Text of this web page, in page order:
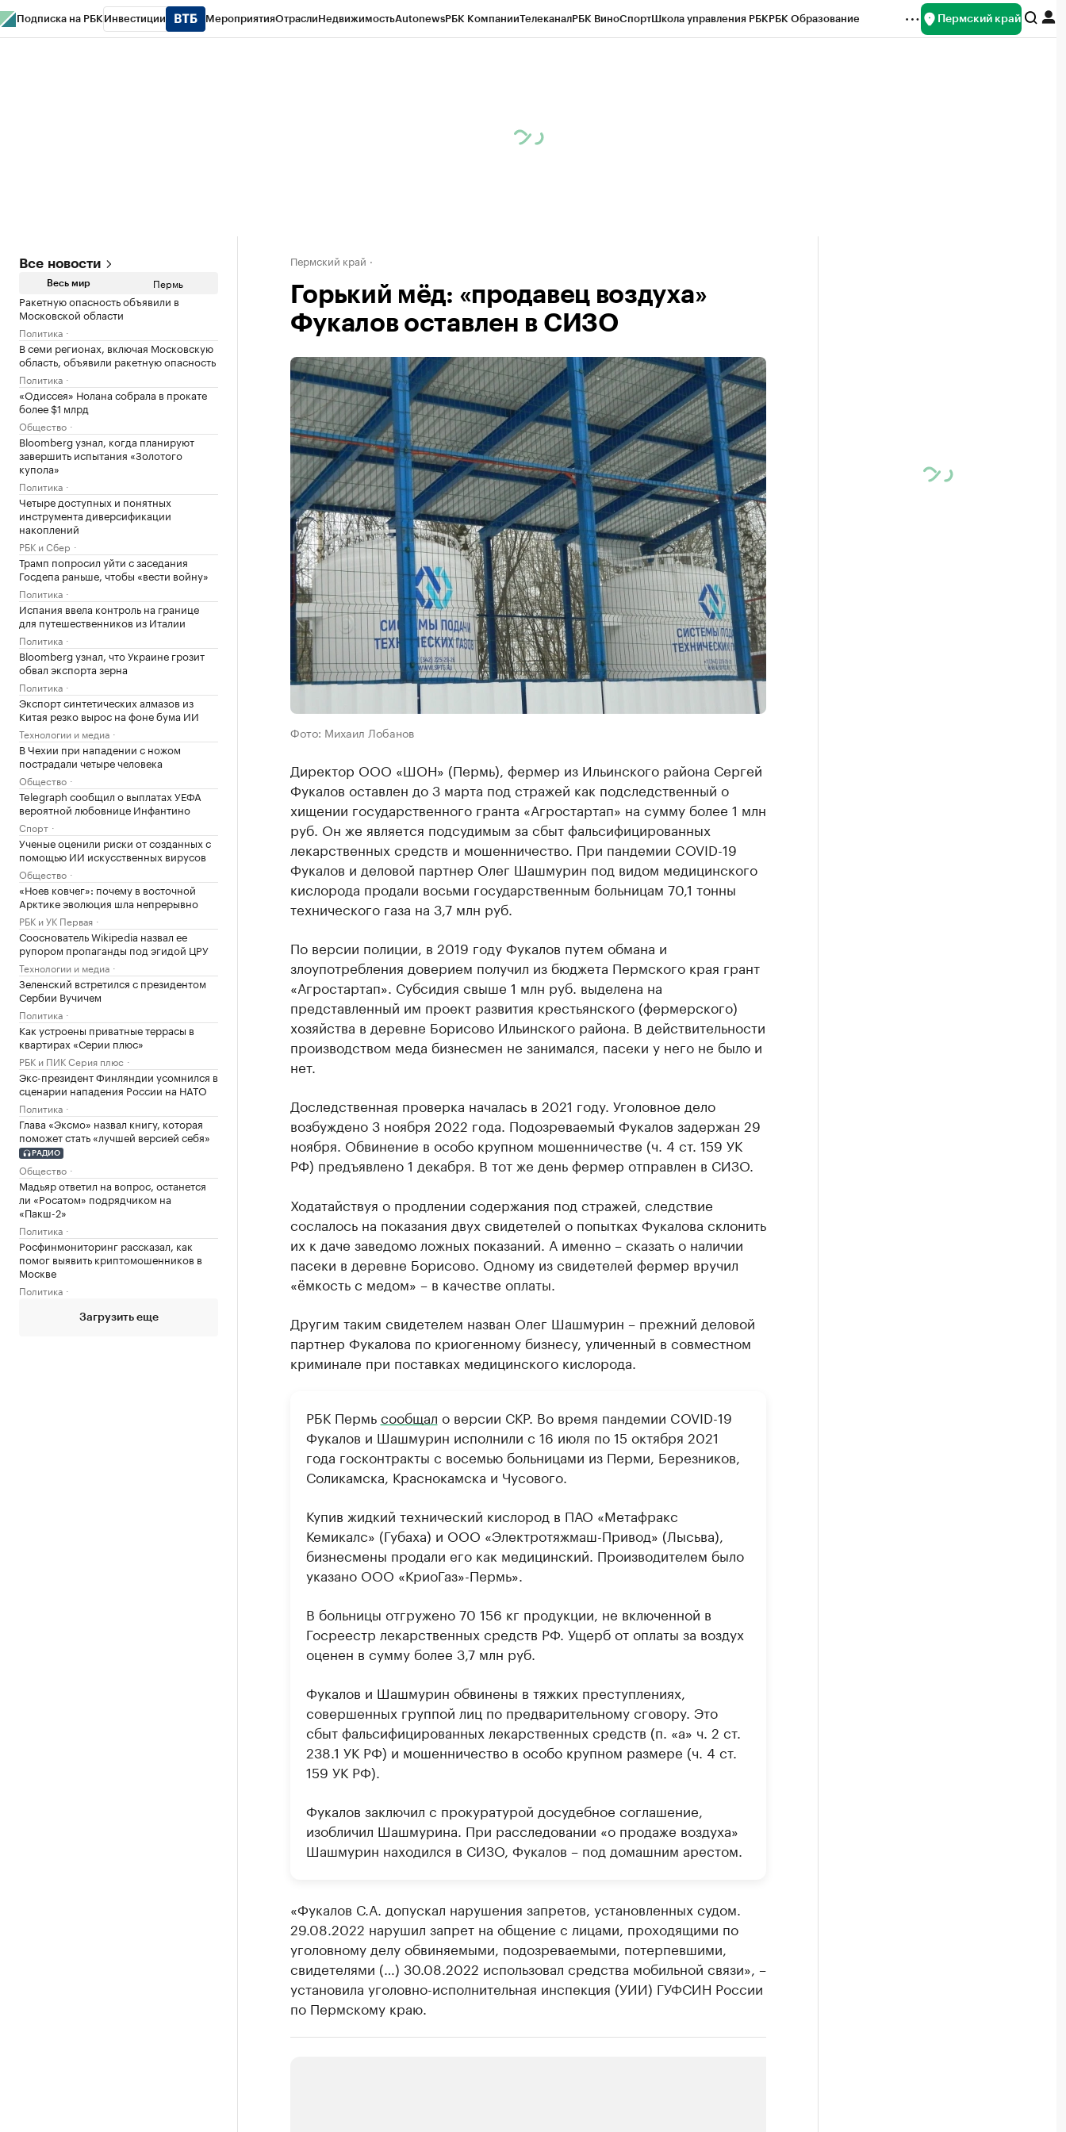
Подписка на РБК Инвестиции МероприятияОтраслиНедвижимостьAutonewsРБК КомпанииТелеканалРБК ВиноСпортШкола управления РБКРБК Образование Пермский край
Все новости
Весь мир Пермь
Ракетную опасность объявили в
Московской области
Политика
В семи регионах, включая Московскую
область, объявили ракетную опасность
Политика
«Одиссея» Нолана собрала в прокате
более $1 млрд
Общество
Bloomberg узнал, когда планируют
завершить испытания «Золотого
купола»
Политика
Четыре доступных и понятных
инструмента диверсификации
накоплений
РБК и Сбер
Трамп попросил уйти с заседания
Госдепа раньше, чтобы «вести войну»
Политика
Испания ввела контроль на границе
для путешественников из Италии
Политика
Bloomberg узнал, что Украине грозит
обвал экспорта зерна
Политика
Экспорт синтетических алмазов из
Китая резко вырос на фоне бума ИИ
Технологии и медиа
В Чехии при нападении с ножом
пострадали четыре человека
Общество
Telegraph сообщил о выплатах УЕФА
вероятной любовнице Инфантино
Спорт
Ученые оценили риски от созданных с
помощью ИИ искусственных вирусов
Общество
«Ноев ковчег»: почему в восточной
Арктике эволюция шла непрерывно
РБК и УК Первая
Сооснователь Wikipedia назвал ее
рупором пропаганды под эгидой ЦРУ
Технологии и медиа
Зеленский встретился с президентом
Сербии Вучичем
Политика
Как устроены приватные террасы в
квартирах «Серии плюс»
РБК и ПИК Серия плюс
Экс-президент Финляндии усомнился в
сценарии нападения России на НАТО
Политика
Глава «Эксмо» назвал книгу, которая
поможет стать «лучшей версией себя»
РАДИО
Общество
Мадьяр ответил на вопрос, останется
ли «Росатом» подрядчиком на
«Пакш-2»
Политика
Росфинмониторинг рассказал, как
помог выявить криптомошенников в
Москве
Политика
Загрузить еще
Пермский край
Горький мёд: «продавец воздуха»
Фукалов оставлен в СИЗО
Фото: Михаил Лобанов
Директор ООО «ШОН» (Пермь), фермер из Ильинского района Сергей
Фукалов оставлен до 3 марта под стражей как подследственный о
хищении государственного гранта «Агростартап» на сумму более 1 млн
руб. Он же является подсудимым за сбыт фальсифицированных
лекарственных средств и мошенничество. При пандемии COVID-19
Фукалов и деловой партнер Олег Шашмурин под видом медицинского
кислорода продали восьми государственным больницам 70,1 тонны
технического газа на 3,7 млн руб.
По версии полиции, в 2019 году Фукалов путем обмана и
злоупотребления доверием получил из бюджета Пермского края грант
«Агростартап». Субсидия свыше 1 млн руб. выделена на
представленный им проект развития крестьянского (фермерского)
хозяйства в деревне Борисово Ильинского района. В действительности
производством меда бизнесмен не занимался, пасеки у него не было и
нет.
Доследственная проверка началась в 2021 году. Уголовное дело
возбуждено 3 ноября 2022 года. Подозреваемый Фукалов задержан 29
ноября. Обвинение в особо крупном мошенничестве (ч. 4 ст. 159 УК
РФ) предъявлено 1 декабря. В тот же день фермер отправлен в СИЗО.
Ходатайствуя о продлении содержания под стражей, следствие
сослалось на показания двух свидетелей о попытках Фукалова склонить
их к даче заведомо ложных показаний. А именно – сказать о наличии
пасеки в деревне Борисово. Одному из свидетелей фермер вручил
«ёмкость с медом» – в качестве оплаты.
Другим таким свидетелем назван Олег Шашмурин – прежний деловой
партнер Фукалова по криогенному бизнесу, уличенный в совместном
криминале при поставках медицинского кислорода.
РБК Пермьсообщал о версии СКР. Во время пандемии COVID-19
Фукалов и Шашмурин исполнили с 16 июля по 15 октября 2021
года госконтракты с восемью больницами из Перми, Березников,
Соликамска, Краснокамска и Чусового.
Купив жидкий технический кислород в ПАО «Метафракс
Кемикалс» (Губаха) и ООО «Электротяжмаш-Привод» (Лысьва),
бизнесмены продали его как медицинский. Производителем было
указано ООО «КриоГаз»-Пермь».
В больницы отгружено 70 156 кг продукции, не включенной в
Госреестр лекарственных средств РФ. Ущерб от оплаты за воздух
оценен в сумму более 3,7 млн руб.
Фукалов и Шашмурин обвинены в тяжких преступлениях,
совершенных группой лиц по предварительному сговору. Это
сбыт фальсифицированных лекарственных средств (п. «а» ч. 2 ст.
238.1 УК РФ) и мошенничество в особо крупном размере (ч. 4 ст.
159 УК РФ).
Фукалов заключил с прокуратурой досудебное соглашение,
изобличил Шашмурина. При расследовании «о продаже воздуха»
Шашмурин находился в СИЗО, Фукалов – под домашним арестом.
«Фукалов С.А. допускал нарушения запретов, установленных судом.
29.08.2022 нарушил запрет на общение с лицами, проходящими по
уголовному делу обвиняемыми, подозреваемыми, потерпевшими,
свидетелями (…) 30.08.2022 использовал средства мобильной связи», –
установила уголовно-исполнительная инспекция (УИИ) ГУФСИН России
по Пермскому краю.